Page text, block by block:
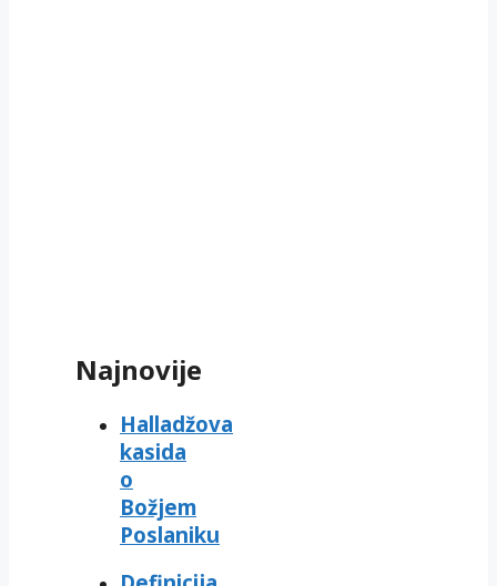
Najnovije
Halladžova
kasida
o
Božjem
Poslaniku